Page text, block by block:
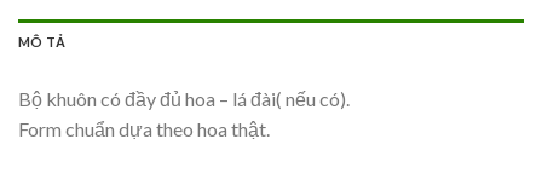
MÔ TẢ
Bộ khuôn có đầy đủ hoa – lá đài( nếu có).
Form chuẩn dựa theo hoa thật.